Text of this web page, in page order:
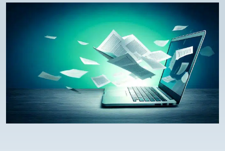
Tájékoztatás tanúsítványigénylésről
Teszt tanúsítványok elérhetősége